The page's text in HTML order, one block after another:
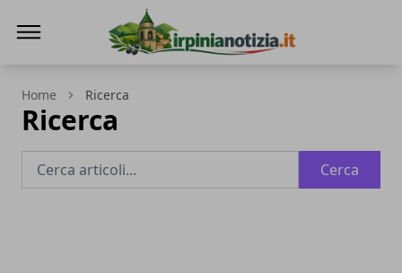
Home Ricerca
Ricerca
Cerca